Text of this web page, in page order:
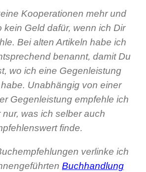
Kooperationen mehr und
kein Geld dafür, wenn ich Dir
Bei alten Artikeln habe ich
benannt, damit Du
wo ich eine Gegenleistung
Unabhängig von einer
Gegenleistung empfehle ich
nur, was ich selber auch
finde.
verlinke ich
Buchhandlung